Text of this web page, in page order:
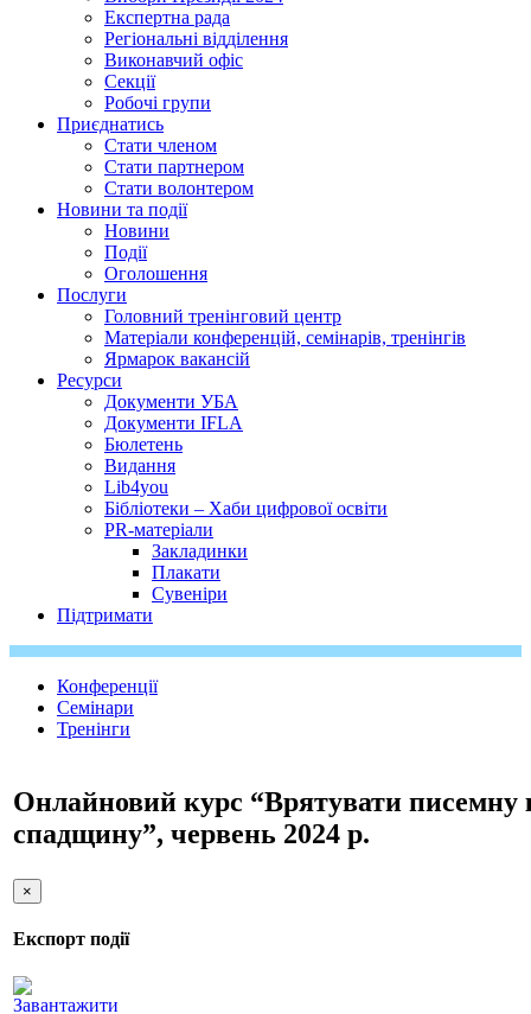
Експертна рада
Регіональні відділення
Виконавчий офіс
Секції
Робочі групи
Приєднатись
Стати членом
Стати партнером
Стати волонтером
Новини та події
Новини
Події
Оголошення
Послуги
Головний тренінговий центр
Матеріали конференцій, семінарів, тренінгів
Ярмарок вакансій
Ресурси
Документи УБА
Документи IFLA
Бюлетень
Видання
Lib4you
Бібліотеки – Хаби цифрової освіти
PR-матеріали
Закладинки
Плакати
Сувеніри
Підтримати
Конференції
Семінари
Тренінги
Онлайновий курс “Врятувати писемну
спадщину”, червень 2024 р.
×
Експорт події